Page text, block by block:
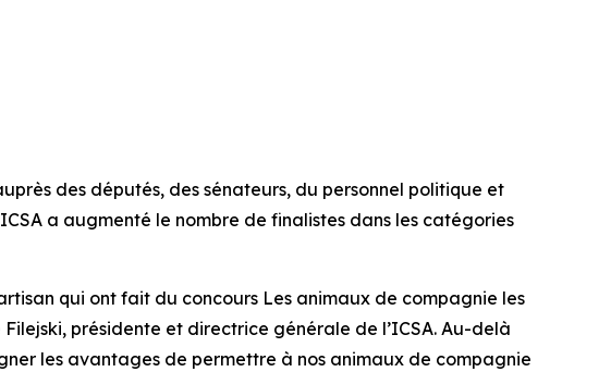
des députés, des sénateurs, du personnel politique et
a augmenté le nombre de finalistes dans les catégories
qui ont fait du concours Les animaux de compagnie les
présidente et directrice générale de l’ICSA. Au-delà
les avantages de permettre à nos animaux de compagnie